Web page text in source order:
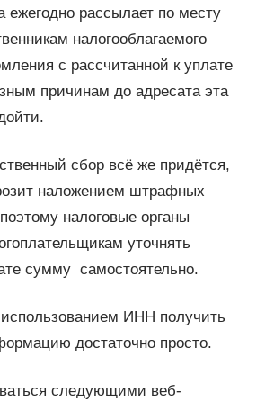
ежегодно рассылает по месту
налогооблагаемого
с рассчитанной к уплате
причинам до адресата эта
сбор всё же придётся,
наложением штрафных
налоговые органы
уточнять
сумму самостоятельно.
использованием ИНН получить
достаточно просто.
следующими веб-